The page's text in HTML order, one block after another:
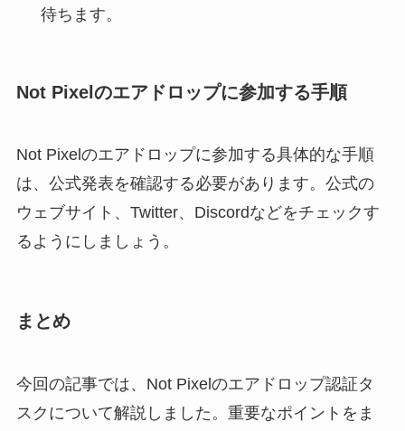
待ちます。
Not Pixelのエアドロップに参加する手順
Not Pixelのエアドロップに参加する具体的な手順
は、公式発表を確認する必要があります。公式の
ウェブサイト、Twitter、Discordなどをチェックす
るようにしましょう。
まとめ
今回の記事では、Not Pixelのエアドロップ認証タ
スクについて解説しました。重要なポイントをま